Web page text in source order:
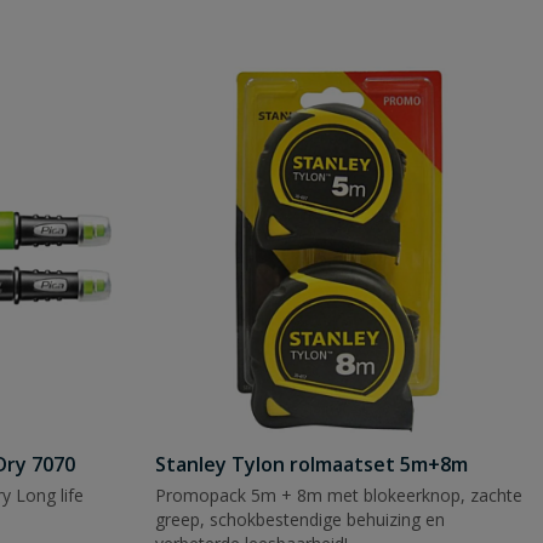
7070
Long life
Stanley Tylon rolmaatset 5m+8m
Promopack 5m + 8m met blokeerknop, zachte
greep, schokbestendige behuizing en